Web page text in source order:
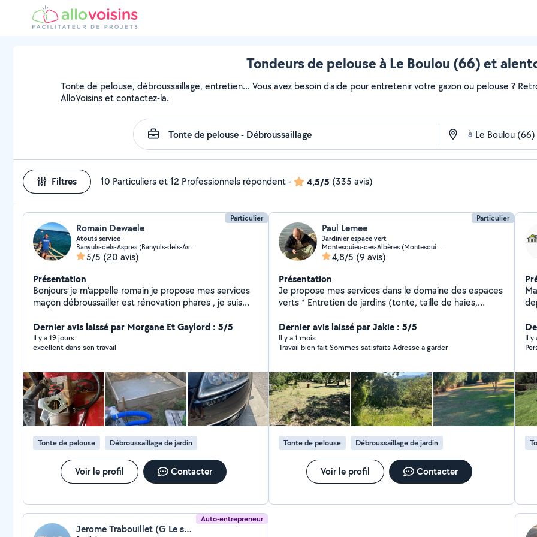
Tondeurs de pelouse à Le Boulou (66) et
Tonte de pelouse, débroussaillage, entretien... Vous avez besoin d'aide pour entretenir votre gazon ou pelouse ?
AlloVoisins et contactez-la.
à
Filtres 10 Particuliers et 12 Professionnels répondent- 4,5/5 (335 avis)
Particulier
Romain Dewaele
Atouts service
Banyuls-dels-Aspres (Banyuls-dels-Aspres)
5/5 (20 avis)
Présentation
Bonjours je m'appelle romain je propose mes services
maçon débroussailler est rénovation phares , je suis
les bateaux aussi une fois sortie de l'eau ..
Dernier avis laissé par Morgane Et Gaylord : 5/5
Il y a 19 jours
excellent dans son travail
Tonte de pelouse Débroussaillage de jardin
Voir le profil Contacter
Particulier
Paul Lemee
Jardinier espace vert
Montesquieu-des-Albères (Montesquieu-des-Albères)
4,8/5 (9 avis)
Présentation
Je propose mes services dans le domaine des espaces
verts * Entretien de jardins (tonte, taille de haies,
tronçonneuse, débroussailleuse) * Plantation, petite
création * Entretien des arbres et arbustes Jardinier
impliqué et polyvalent, je réalise avec sérieux
efficace et respectueux de l'environnement N'hésitez
pas à me contacter pour plus d'informations Je répond
à toutes demandes.
Dernier avis laissé par Jakie : 5/5
Il y a 1 mois
Travail bien fait Sommes satisfaits Adresse a garder
Tonte de pelouse Débroussaillage de jardin
Voir le profil Contacter
des aléas.
Il y
Auto-entrepreneur
Jerome Trabouillet (G Le service)